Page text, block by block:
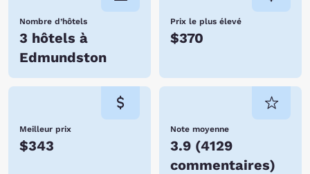
Nombre d’hôtels
3 hôtels à
Edmundston
Prix le plus élevé
$370
Meilleur prix
$343
Note moyenne
3.9 (4129
commentaires)